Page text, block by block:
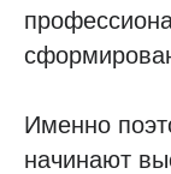
Именно
начинают